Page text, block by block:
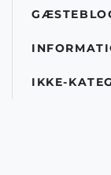
IKKE-